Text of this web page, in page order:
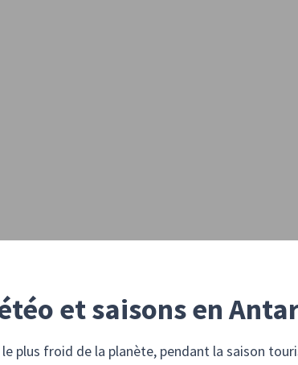
et saisons en
plus froid de la planète, pendant la saison